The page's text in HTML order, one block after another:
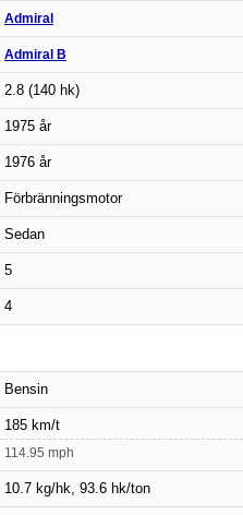
Admiral
Admiral B
2.8 (140 hk)
1975 år
1976 år
Förbränningsmotor
Sedan
5
4
Bensin
185 km/t
114.95 mph
10.7 kg/hk, 93.6 hk/ton